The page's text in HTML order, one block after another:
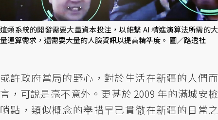
這類系統的開發需要大量資本投注，以維繫 AI 精進演算法所需的大
量運算需求，還需要大量的人臉資訊以提高精準度。 圖／路透社
或許政府當局的野心，對於生活在新疆的人們而
言，可說是毫不意外。更甚於 2009 年的滿城安檢
哨點，類似概念的舉措早已貫徹在新疆的日常之